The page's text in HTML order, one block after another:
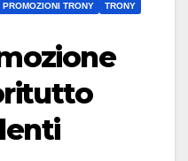
PROMOZIONI TRONY
TRONY